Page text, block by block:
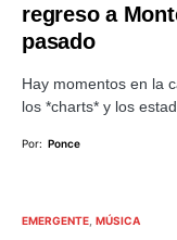
regreso a
pasado
Hay momentos en la
los *charts* y los
Por: Ponce
EMERGENTE MÚSICA